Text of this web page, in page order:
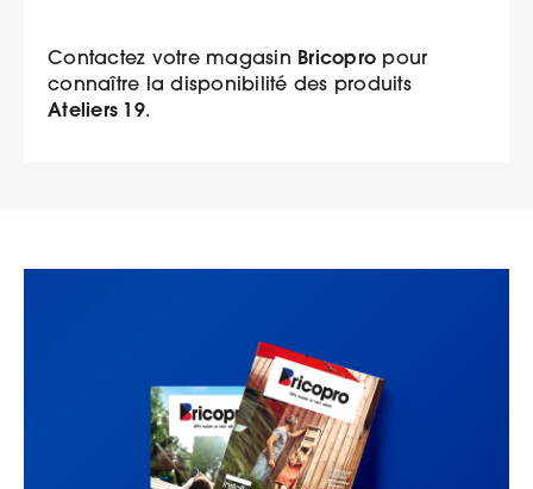
Contactez votre magasin Bricopro pour
connaître la disponibilité des produits
Ateliers 19.